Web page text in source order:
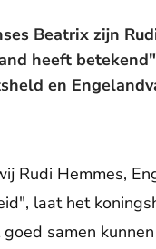
Beatrix zijn
heeft
en
Rudi Hemmes,
laat het
samen